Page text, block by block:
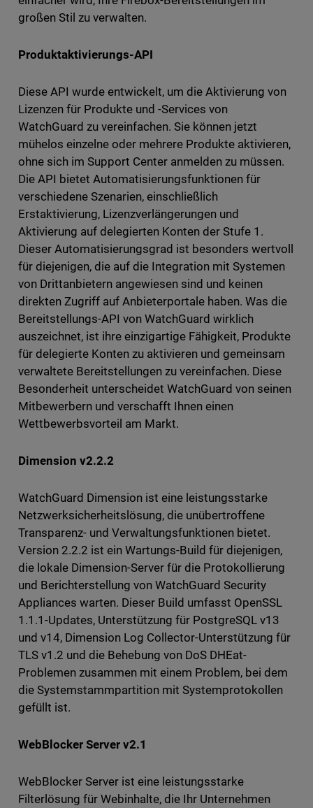
großen Stil zu verwalten.
Produktaktivierungs-API
Diese API wurde entwickelt, um die Aktivierung von
Lizenzen für Produkte und -Services von
WatchGuard zu vereinfachen. Sie können jetzt
mühelos einzelne oder mehrere Produkte aktivieren,
ohne sich im Support Center anmelden zu müssen.
Die API bietet Automatisierungsfunktionen für
verschiedene Szenarien, einschließlich
Erstaktivierung, Lizenzverlängerungen und
Aktivierung auf delegierten Konten der Stufe 1.
Dieser Automatisierungsgrad ist besonders wertvoll
für diejenigen, die auf die Integration mit Systemen
von Drittanbietern angewiesen sind und keinen
direkten Zugriff auf Anbieterportale haben. Was die
Bereitstellungs-API von WatchGuard wirklich
auszeichnet, ist ihre einzigartige Fähigkeit, Produkte
für delegierte Konten zu aktivieren und gemeinsam
verwaltete Bereitstellungen zu vereinfachen. Diese
Besonderheit unterscheidet WatchGuard von seinen
Mitbewerbern und verschafft Ihnen einen
Wettbewerbsvorteil am Markt.
Dimension v2.2.2
WatchGuard Dimension ist eine leistungsstarke
Netzwerksicherheitslösung, die unübertroffene
Transparenz- und Verwaltungsfunktionen bietet.
Version 2.2.2 ist ein Wartungs-Build für diejenigen,
die lokale Dimension-Server für die Protokollierung
und Berichterstellung von WatchGuard Security
Appliances warten. Dieser Build umfasst OpenSSL
1.1.1-Updates, Unterstützung für PostgreSQL v13
und v14, Dimension Log Collector-Unterstützung für
TLS v1.2 und die Behebung von DoS DHEat-
Problemen zusammen mit einem Problem, bei dem
die Systemstammpartition mit Systemprotokollen
gefüllt ist.
WebBlocker Server v2.1
WebBlocker Server ist eine leistungsstarke
Filterlösung für Webinhalte, die Ihr Unternehmen